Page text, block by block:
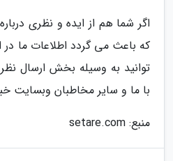
اگر شما هم از ایده و نظری
که باعث می گردد اطلاعات ما در
توانید به وسیله بخش ارسال
با ما و سایر مخاطبان وبسایت
منبع: setare.com